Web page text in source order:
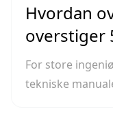
Hvordan
overstiger
For store
tekniske